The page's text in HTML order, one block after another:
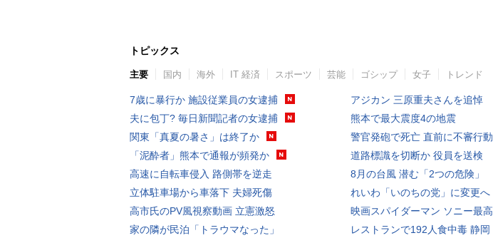
トピックス
主要 国内 海外 IT 経済 スポーツ 芸能 ゴシップ 女子 トレンド
7歳に暴行か 施設従業員の女逮捕
夫に包丁? 毎日新聞記者の女逮捕
関東「真夏の暑さ」は終了か
「泥酔者」熊本で通報が頻発か
高速に自転車侵入 路側帯を逆走
立体駐車場から車落下 夫婦死傷
高市氏のPV風視察動画 立憲激怒
家の隣が民泊「トラウマなった」
アジカン 三原重夫さんを追悼
熊本で最大震度4の地震
警官発砲で死亡 直前に不審行動
道路標識を切断か 役員を送検
8月の台風 潜む「2つの危険」
れいわ「いのちの党」に変更へ
映画スパイダーマン ソニー最高
レストランで192人食中毒 静岡